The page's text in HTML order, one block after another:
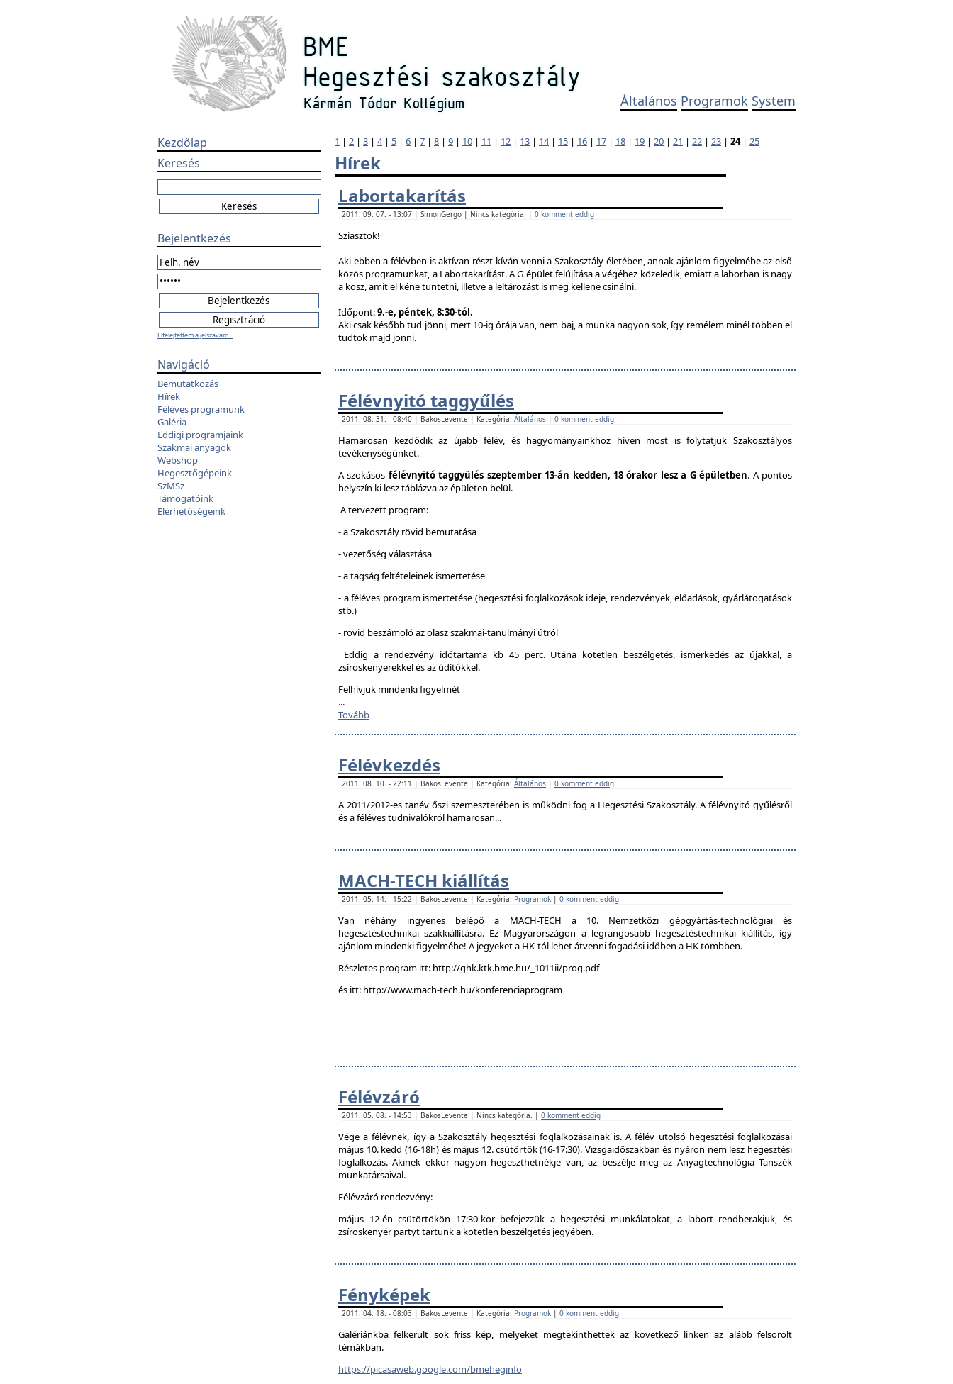
Általános Programok System
Kezdőlap
Keresés
Bejelentkezés
Elfelejtettem a jelszavam...
Navigáció
Bemutatkozás
Hírek
Féléves programunk
Galéria
Eddigi programjaink
Szakmai anyagok
Webshop
Hegesztőgépeink
SzMSz
Támogatóink
Elérhetőségeink
1 | 2 | 3 | 4| 5 | 6 | 7 | 8 | 9 | 10 | 11 | 12 | 13 | 14| 15 | 16 | 17 | 18 | 19 | 20 | 21 | 22 | 23 | 24| 25
Hírek
Labortakarítás
2011. 09. 07. - 13:07 | SimonGergo | Nincs kategória. | 0 komment eddig
Sziasztok!
Aki ebben a félévben is aktívan részt kíván venni a Szakosztály életében, annak ajánlom figyelmébe az első
közös programunkat, a Labortakarítást. A G épület felújítása a végéhez közeledik, emiatt a laborban is nagy
a kosz, amit el kéne tüntetni, illetve a leltározást is meg kellene csinálni.
Időpont:9.-e, péntek, 8:30-tól.
Aki csak később tud jönni, mert 10-ig órája van, nem baj, a munka nagyon sok, így remélem minél többen el
tudtok majd jönni.
Félévnyitó taggyűlés
2011. 08. 31. - 08:40 | BakosLevente | Kategória: Általános | 0 komment eddig
Hamarosan kezdődik az újabb félév, és hagyományainkhoz híven most is folytatjuk Szakosztályos
tevékenységünket.
A szokásos félévnyitó taggyűlés szeptember 13-án kedden, 18 órakor lesz a G épületben. A pontos
helyszín ki lesz táblázva az épületen belül.
A tervezett program:
- a Szakosztály rövid bemutatása
- vezetőség választása
- a tagság feltételeinek ismertetése
- a féléves program ismertetése (hegesztési foglalkozások ideje, rendezvények, előadások, gyárlátogatások
stb.)
- rövid beszámoló az olasz szakmai-tanulmányi útról
Eddig a rendezvény időtartama kb 45 perc. Utána kötetlen beszélgetés, ismerkedés az újakkal, a
zsíroskenyerekkel és az üdítőkkel.
Felhívjuk mindenki figyelmét
...
Tovább
Félévkezdés
2011. 08. 10. - 22:11 | BakosLevente | Kategória: Általános | 0 komment eddig
A 2011/2012-es tanév őszi szemeszterében is működni fog a Hegesztési Szakosztály. A félévnyitó gyűlésről
és a féléves tudnivalókról hamarosan...
MACH-TECH kiállítás
2011. 05. 14. - 15:22 | BakosLevente | Kategória: Programok | 0 komment eddig
Van néhány ingyenes belépő a MACH-TECH a 10. Nemzetközi gépgyártás-technológiai és
hegesztéstechnikai szakkiállításra. Ez Magyarországon a legrangosabb hegesztéstechnikai kiállítás, így
ajánlom mindenki figyelmébe! A jegyeket a HK-tól lehet átvenni fogadási időben a HK tömbben.
Részletes program itt: http://ghk.ktk.bme.hu/_1011ii/prog.pdf
és itt: http://www.mach-tech.hu/konferenciaprogram
Félévzáró
2011. 05. 08. - 14:53 | BakosLevente | Nincs kategória. | 0 komment eddig
Vége a félévnek, így a Szakosztály hegesztési foglalkozásainak is. A félév utolsó hegesztési foglalkozásai
május 10. kedd (16-18h) és május 12. csütörtök (16-17:30). Vizsgaidőszakban és nyáron nem lesz hegesztési
foglalkozás. Akinek ekkor nagyon hegeszthetnékje van, az beszélje meg az Anyagtechnológia Tanszék
munkatársaival.
Félévzáró rendezvény:
május 12-én csütörtökön 17:30-kor befejezzük a hegesztési munkálatokat, a labort rendberakjuk, és
zsíroskenyér partyt tartunk a kötetlen beszélgetés jegyében.
Fényképek
2011. 04. 18. - 08:03 | BakosLevente | Kategória: Programok | 0 komment eddig
Galériánkba felkerült sok friss kép, melyeket megtekinthettek az következő linken az alább felsorolt
témákban.
https://picasaweb.google.com/bmeheginfo